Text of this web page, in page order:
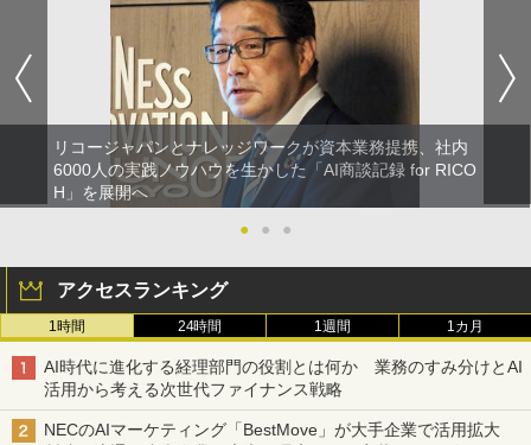
リコージャパンとナレッジワークが資本業務提携、社内
6000人の実践ノウハウを生かした「AI商談記録 for RICO
H」を展開へ
●
● ●
アクセスランキング
1時間 24時間 1週間 1カ月
AI時代に進化する経理部門の役割とは何か 業務のすみ分けとAI
活用から考える次世代ファイナンス戦略
NECのAIマーケティング「BestMove」が大手企業で活用拡大